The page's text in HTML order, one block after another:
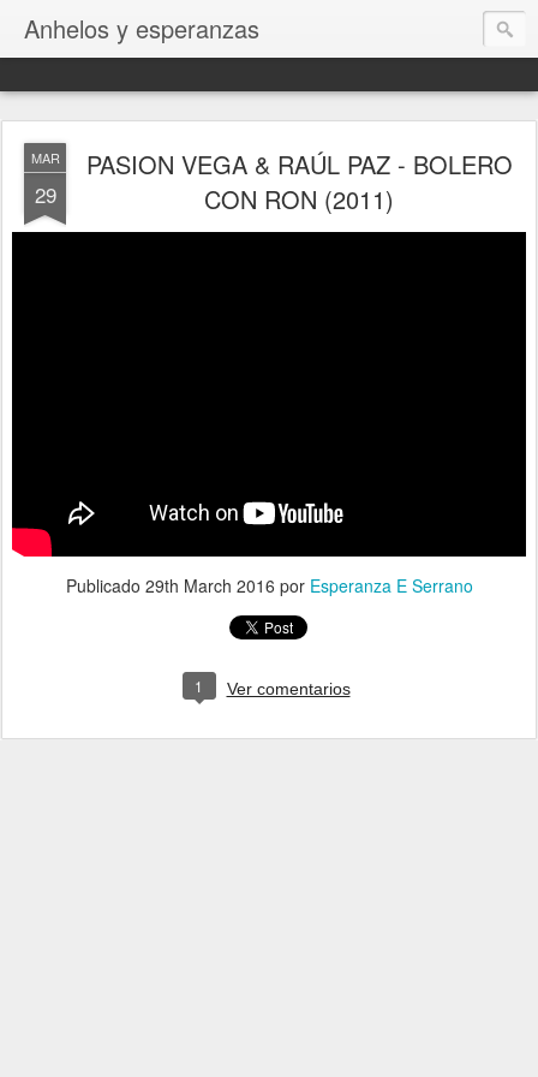
Anhelos y esperanzas
MAR
29
PASION VEGA & RAÚL PAZ - BOLERO
CON RON (2011)
Publicado 29th March 2016 por Esperanza E Serrano
1 Ver comentarios